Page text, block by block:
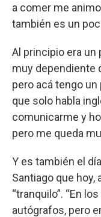
a comer me
también es un
Al principio era
muy dependiente
pero acá tengo
que solo habla
comunicarme y
pero me queda
Y es también el
Santiago que hoy,
“tranquilo”. “En
autógrafos, pero